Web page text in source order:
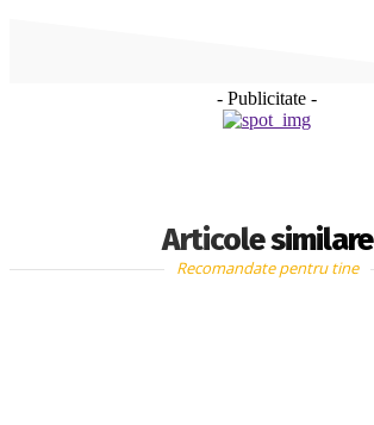
- Publicitate -
Articole similare
Recomandate pentru tine